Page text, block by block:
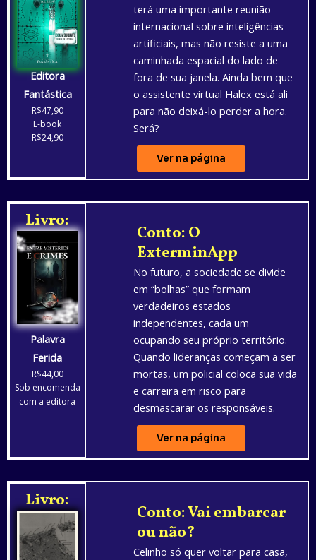
Editora
Fantástica
R$47,90
E-book
R$24,90
terá uma importante reunião
internacional sobre inteligências
artificiais, mas não resiste a uma
caminhada espacial do lado de
fora de sua janela. Ainda bem que
o assistente virtual Halex está ali
para não deixá-lo perder a hora.
Será?
Ver na página
Livro:
Palavra
Ferida
R$44,00
Sob encomenda
com a editora
Conto: O
ExterminApp
No futuro, a sociedade se divide
em “bolhas” que formam
verdadeiros estados
independentes, cada um
ocupando seu próprio território.
Quando lideranças começam a ser
mortas, um policial coloca sua vida
e carreira em risco para
desmascarar os responsáveis.
Ver na página
Livro:
Conto: Vai embarcar
ou não?
Celinho só quer voltar para casa,